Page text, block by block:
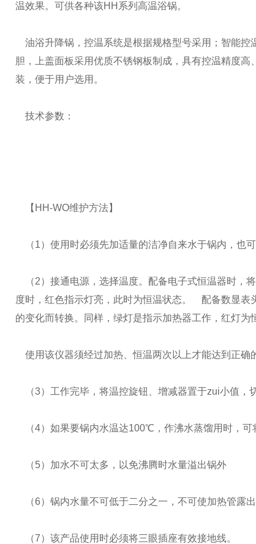
温效果。可供各种该HH系列高温浴锅。
油浴升降锅，控温系统是根据规格型号采用；智能控
胆，上盖面板采用优质不锈钢板制成，具有控温精度
装，便于用户选用。
技术参数：
【HH-WO维护方法】
（1）使用时必须先加适量的洁净自来水于锅内，也
（2）接通电源，选择温度。配备电子式恒温器时，
度时，红色指示灯亮，此时为恒温状态。 配备数显表
的变化而转换。同样，绿灯是指示加热器工作，红灯为
使用该仪器须经过加热、恒温两次以上才能达到正确
（3）工作完毕，将温控旋钮、增减器置于zui小值，
（4）如果要锅内水温达100℃，作沸水蒸馏用时，可
（5）加水不可太多，以免沸腾时水量溢出锅外
（6）锅内水量不可低于二分之一，不可使加热管露
（7）该产品使用时必须将三眼插座有效接地线。